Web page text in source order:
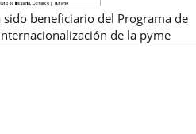
sido beneficiario del Programa de
de la pyme